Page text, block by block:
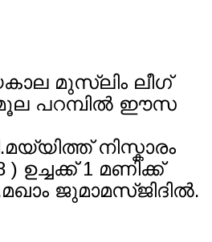
മുസ്ലിം ലീഗ്
പറമ്പിൽ ഈസ
നിസ്കാരം
) ഉച്ചക്ക് 1 മണിക്ക്
ജുമാമസ്ജിദിൽ.